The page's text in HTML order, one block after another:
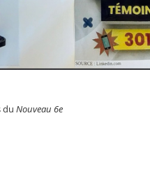
du Nouveau 6e